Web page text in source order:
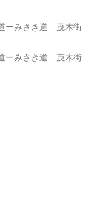
ーみさき道 茂木街
ーみさき道 茂木街